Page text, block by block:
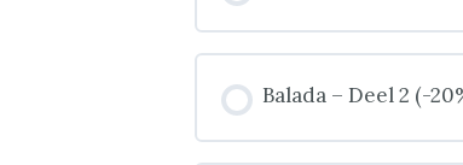
Balada – Deel 2 (-